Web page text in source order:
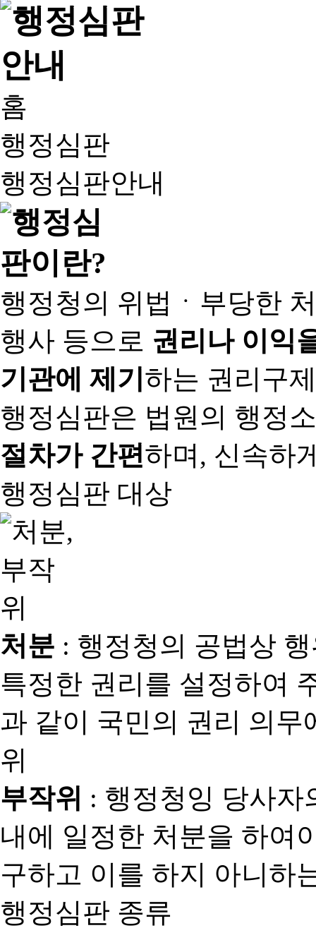
홈
행정심판
행정심판안내
행정청의 위법ㆍ부당한
행사 등으로 권리나 이익
기관에 제기하는 권리구
행정심판은 법원의 행정
절차가 간편하며, 신속하
행정심판 대상
처분 : 행정청의 공법상
특정한 권리를 설정하여
과 같이 국민의 권리 의
위
부작위 : 행정청잉 당사자
내에 일정한 처분을 하여
구하고 이를 하지 아니하
행정심판 종류